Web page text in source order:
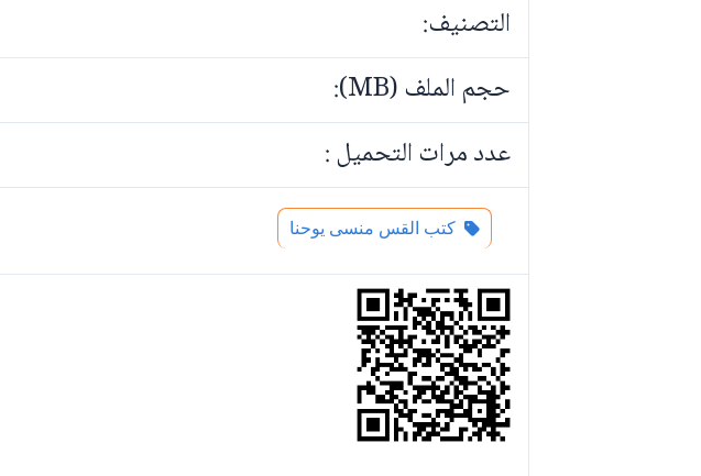
التصنيف:
حجم الملف (MB):
عدد مرات التحميل :
كتب القس منسى يوحنا